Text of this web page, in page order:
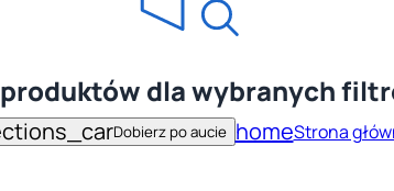
dla wybranych
Dobierz po aucie homeStrona